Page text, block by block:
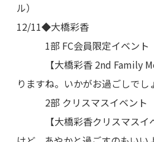
ル）
12/11◆大橋彩香
1部 FC会員限定イベント
【大橋彩香 2nd Family
りますね。いかがお過ごしでし
2部 クリスマスイベント
【大橋彩香クリスマスイベ